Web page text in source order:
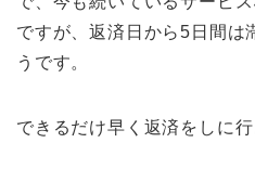
ですが、返済日から5日間は
うです。
できるだけ早く返済をしに行